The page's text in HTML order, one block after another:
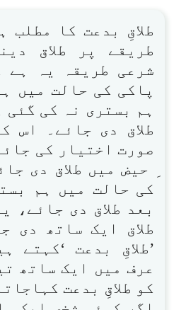
طلاقِ بدعت کا مطلب
طریقے پر طلاق
شرعی طریقہ یہ ہے
پاکی کی حالت میں
ہم بستری نہ کی گئی
طلاق دی جائے۔ اس
صورت اختیار کی
حیض میں طلاق دی
کی حالت میں ہم
بعد طلاق دی جائے،
طلاق ایک ساتھ دی
’طلاقِ بدعت ‘کہتے
عرف میں ایک ساتھ
کو طلاقِ بدعت